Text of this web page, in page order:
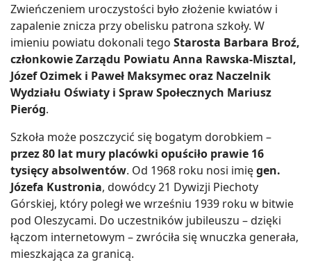
Zwieńczeniem uroczystości było złożenie kwiatów i
zapalenie znicza przy obelisku patrona szkoły. W
imieniu powiatu dokonali tego Starosta Barbara Broź,
członkowie Zarządu Powiatu Anna Rawska-Misztal,
Józef Ozimek i Paweł Maksymec oraz Naczelnik
Wydziału Oświaty i Spraw Społecznych Mariusz
Pieróg.
Szkoła może poszczycić się bogatym dorobkiem –
przez 80 lat mury placówki opuściło prawie 16
tysięcy absolwentów. Od 1968 roku nosi imięgen.
Józefa Kustronia, dowódcy 21 Dywizji Piechoty
Górskiej, który poległ we wrześniu 1939 roku w bitwie
pod Oleszycami. Do uczestników jubileuszu – dzięki
łączom internetowym – zwróciła się wnuczka generała,
mieszkająca za granicą.